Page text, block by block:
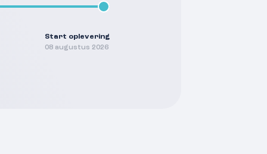
Start oplevering
08 augustus 2026